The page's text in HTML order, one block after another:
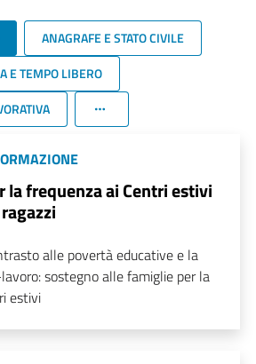
ANAGRAFE E STATO CIVILE
E TEMPO LIBERO
la frequenza ai Centri estivi
alle povertà educative e la
sostegno alle famiglie per la
estivi